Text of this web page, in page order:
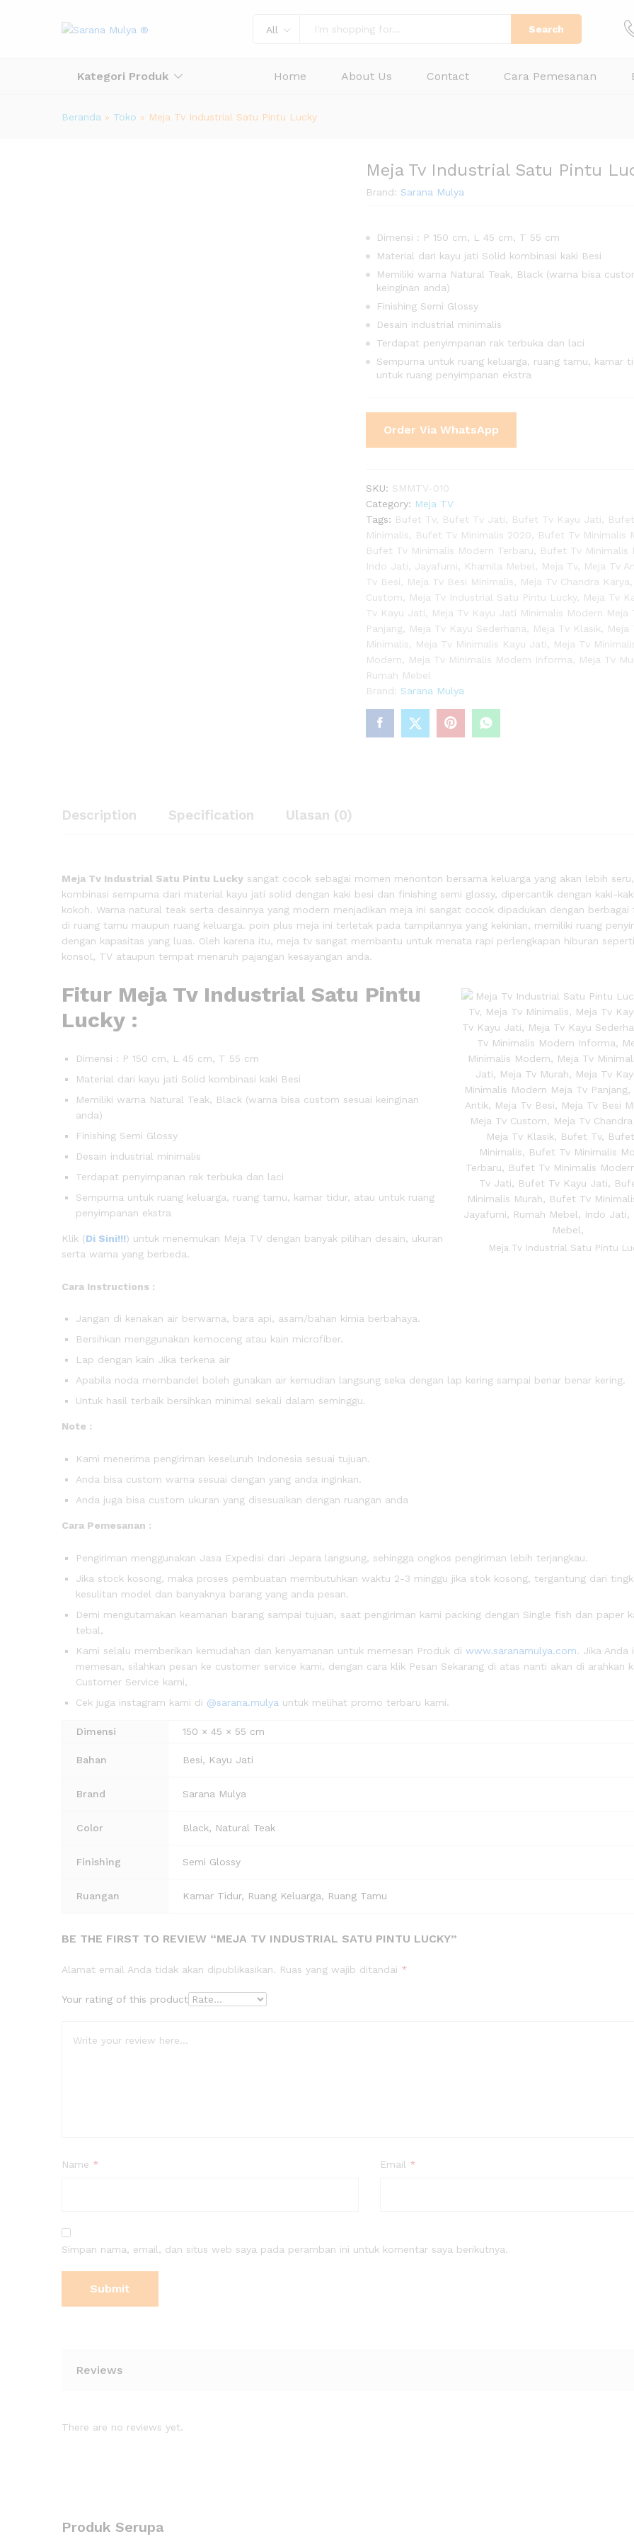
All Search
Kategori Produk Home About Us Contact Cara Pemesanan
Beranda » Toko » Meja Tv Industrial Satu Pintu Lucky
Meja Tv Industrial Satu Pintu
Brand: Sarana Mulya
Dimensi : P 150 cm, L 45 cm, T 55 cm
Material dari kayu jati Solid kombinasi kaki Besi
Memiliki warna Natural Teak, Black (warna bisa
keinginan anda)
Finishing Semi Glossy
Desain industrial minimalis
Terdapat penyimpanan rak terbuka dan laci
Sempurna untuk ruang keluarga, ruang tamu, kamar
untuk ruang penyimpanan ekstra
Order Via WhatsApp
SKU: SMMTV-010
Category: Meja TV
Tags: Bufet Tv, Bufet Tv Jati Bufet Tv Kayu Jati
Minimalis
Bufet Tv Minimalis 2020
Bufet Tv Minimalis
Bufet Tv Minimalis Modern Terbaru
Bufet Tv Minimalis
Indo Jati
Jayafurni Khamila Mebel Meja Tv,
Meja Tv
Tv Besi
Meja Tv Besi Minimalis Meja Tv Chandra Karya
Custom
Meja Tv Industrial Satu Pintu Lucky,
Meja Tv
Tv Kayu Jati
Meja Tv Kayu Jati Minimalis Modern Meja
Panjang
Meja Tv Kayu Sederhana Meja Tv Klasik
Meja
Minimalis
Meja Tv Minimalis Kayu Jati
Meja Tv
Modern
Meja Tv Minimalis Modern Informa
Meja Tv
Rumah Mebel
Brand: Sarana Mulya
Description Specification Ulasan (0)
Meja Tv Industrial Satu Pintu Lucky sangat cocok sebagai momen menonton bersama keluarga yang akan lebih seru,
kombinasi sempurna dari material kayu jati solid dengan kaki besi dan finishing semi glossy, dipercantik dengan kaki-
kokoh. Warna natural teak serta desainnya yang modern menjadikan meja ini sangat cocok dipadukan dengan berbagai
di ruang tamu maupun ruang keluarga. poin plus meja ini terletak pada tampilannya yang kekinian, memiliki ruang
dengan kapasitas yang luas. Oleh karena itu, meja tv sangat membantu untuk menata rapi perlengkapan hiburan
konsol, TV ataupun tempat menaruh pajangan kesayangan anda.
Meja Tv Industrial Satu Pintu
Fitur Meja Tv Industrial Satu Pintu
Lucky :
Dimensi : P 150 cm, L 45 cm, T 55 cm
Material dari kayu jati Solid kombinasi kaki Besi
Memiliki warna Natural Teak, Black (warna bisa custom sesuai keinginan
anda)
Finishing Semi Glossy
Desain industrial minimalis
Terdapat penyimpanan rak terbuka dan laci
Sempurna untuk ruang keluarga, ruang tamu, kamar tidur, atau untuk ruang
penyimpanan ekstra
Klik (Di Sini!!!) untuk menemukan Meja TV dengan banyak pilihan desain, ukuran
serta warna yang berbeda.
Cara Instructions :
Jangan di kenakan air berwarna, bara api, asam/bahan kimia berbahaya.
Bersihkan menggunakan kemoceng atau kain microfiber.
Lap dengan kain Jika terkena air
Apabila noda membandel boleh gunakan air kemudian langsung seka dengan lap kering sampai benar benar kering.
Untuk hasil terbaik bersihkan minimal sekali dalam seminggu.
Note :
Kami menerima pengiriman keseluruh Indonesia sesuai tujuan.
Anda bisa custom warna sesuai dengan yang anda inginkan.
Anda juga bisa custom ukuran yang disesuaikan dengan ruangan anda
Cara Pemesanan :
Pengiriman menggunakan Jasa Expedisi dari Jepara langsung, sehingga ongkos pengiriman lebih terjangkau.
Jika stock kosong, maka proses pembuatan membutuhkan waktu 2-3 minggu jika stok kosong, tergantung dari
kesulitan model dan banyaknya barang yang anda pesan.
Demi mengutamakan keamanan barang sampai tujuan, saat pengiriman kami packing dengan Single fish dan paper
tebal,
Kami selalu memberikan kemudahan dan kenyamanan untuk memesan Produk di www.saranamulya.com. Jika Anda
memesan, silahkan pesan ke customer service kami, dengan cara klik Pesan Sekarang di atas nanti akan di arahkan
Customer Service kami,
Cek juga instagram kami di @sarana.mulya untuk melihat promo terbaru kami.
Dimensi 150 × 45 × 55 cm
Bahan Besi, Kayu Jati
Brand Sarana Mulya
Color Black, Natural Teak
Finishing Semi Glossy
Ruangan Kamar Tidur, Ruang Keluarga, Ruang Tamu
BE THE FIRST TO REVIEW “MEJA TV INDUSTRIAL SATU PINTU LUCKY”
Alamat email Anda tidak akan dipublikasikan. Ruas yang wajib ditandai *
Your rating of this product
Name * Email *
Simpan nama, email, dan situs web saya pada peramban ini untuk komentar saya berikutnya.
Reviews
There are no reviews yet.
Produk Serupa